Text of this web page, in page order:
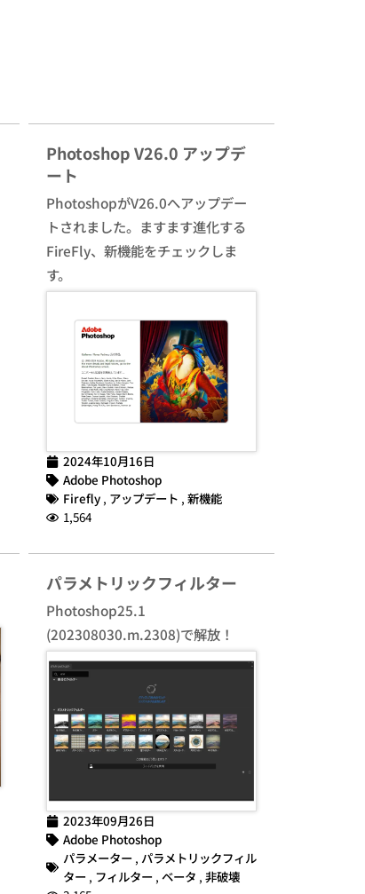
Photoshop V26.0 アップデ
ート
PhotoshopがV26.0へアップデー
トされました。ますます進化する
FireFly、新機能をチェックしま
す。
2024年10月16日
Adobe Photoshop
Firefly, アップデート , 新機能
1,564
パラメトリックフィルター
Photoshop25.1
(202308030.m.2308)で解放！
2023年09月26日
Adobe Photoshop
パラメーター, パラメトリックフィル
ター, フィルター, ベータ , 非破壊